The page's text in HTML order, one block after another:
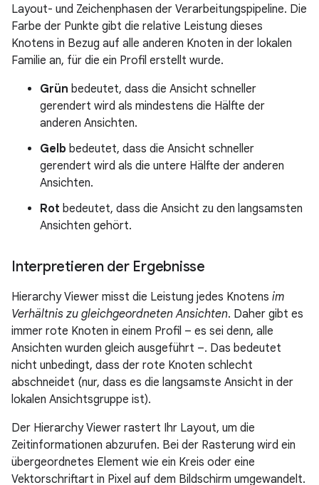
Layout- und Zeichenphasen der Verarbeitungspipeline. Die
Farbe der Punkte gibt die relative Leistung dieses
Knotens in Bezug auf alle anderen Knoten in der lokalen
Familie an, für die ein Profil erstellt wurde.
Grün bedeutet, dass die Ansicht schneller
gerendert wird als mindestens die Hälfte der
anderen Ansichten.
Gelb bedeutet, dass die Ansicht schneller
gerendert wird als die untere Hälfte der anderen
Ansichten.
Rot bedeutet, dass die Ansicht zu den langsamsten
Ansichten gehört.
Interpretieren der Ergebnisse
Hierarchy Viewer misst die Leistung jedes Knotens im
Verhältnis zu gleichgeordneten Ansichten. Daher gibt es
immer rote Knoten in einem Profil – es sei denn, alle
Ansichten wurden gleich ausgeführt –. Das bedeutet
nicht unbedingt, dass der rote Knoten schlecht
abschneidet (nur, dass es die langsamste Ansicht in der
lokalen Ansichtsgruppe ist).
Der Hierarchy Viewer rastert Ihr Layout, um die
Zeitinformationen abzurufen. Bei der Rasterung wird ein
übergeordnetes Element wie ein Kreis oder eine
Vektorschriftart in Pixel auf dem Bildschirm umgewandelt.